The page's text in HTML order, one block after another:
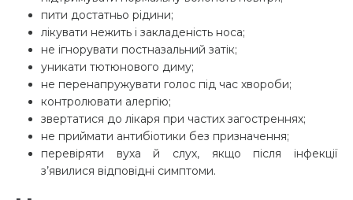
пити достатньо рідини;
лікувати нежить і закладеність носа;
не ігнорувати постназальний затік;
уникати тютюнового диму;
не перенапружувати голос під час хвороби;
контролювати алергію;
звертатися до лікаря при частих загостреннях;
не приймати антибіотики без призначення;
перевіряти вуха й слух, якщо після інфекції
з’явилися відповідні симптоми.